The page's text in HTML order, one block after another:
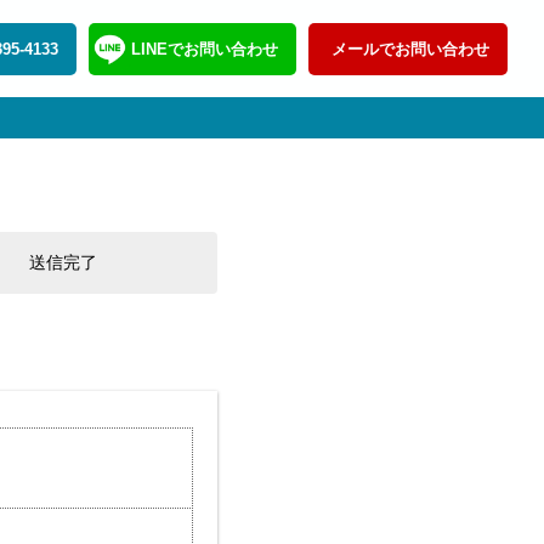
4133 LINEでお問い合わせ メールでお問い合わせ
送信完了